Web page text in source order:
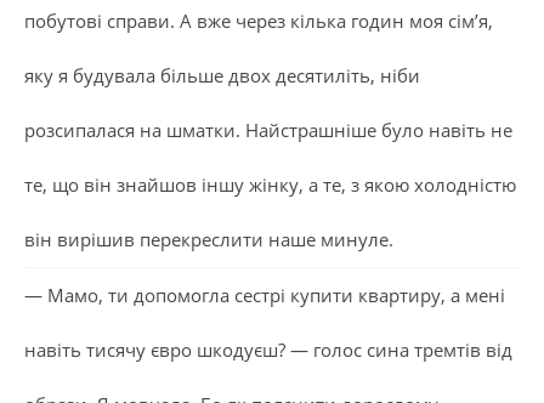
побутові справи. А вже через кілька годин моя сім’я,
яку я будувала більше двох десятиліть, ніби
розсипалася на шматки. Найстрашніше було навіть не
те, що він знайшов іншу жінку, а те, з якою холодністю
він вирішив перекреслити наше минуле.
— Мамо, ти допомогла сестрі купити квартиру, а мені
навіть тисячу євро шкодуєш? — голос сина тремтів від